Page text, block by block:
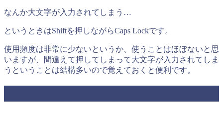
なんか大文字が入力されてしまう…
というときはShiftを押しながらCaps Lockです。
使用頻度は非常に少ないというか、使うことはほぼないと思
いますが、間違えて押してしまって大文字が入力されてしま
うということは結構多いので覚えておくと便利です。